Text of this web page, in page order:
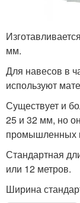
мм.
Для навесов в
используют
Существует и
25 и 32 мм, но
промышленных
Стандартная
или 12 метров.
Ширина